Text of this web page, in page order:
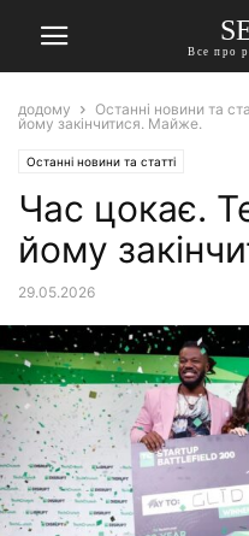
Все про
додому Останні новини та
йому закінчитися. Майже.
Останні новини та статті
Час цокає.
йому
29.05.2026